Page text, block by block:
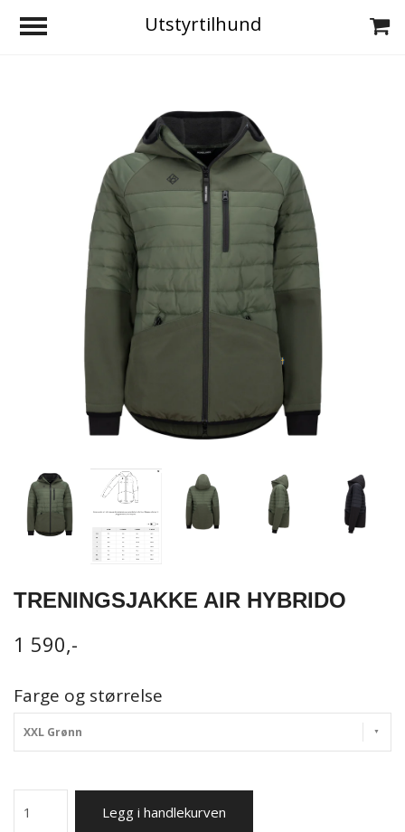
TRENINGSJAKKE AIR HYBRIDO
1 590,-
Farge og størrelse
XXL Grønn
Legg i handlekurven
Utstyrtilhund